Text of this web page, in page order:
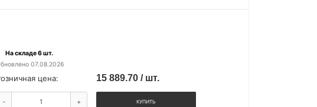
На складе 6 шт.
07.08.2026
цена: 15 889.70 / шт.
- + КУПИТЬ